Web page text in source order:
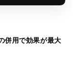
併用で効果が最大